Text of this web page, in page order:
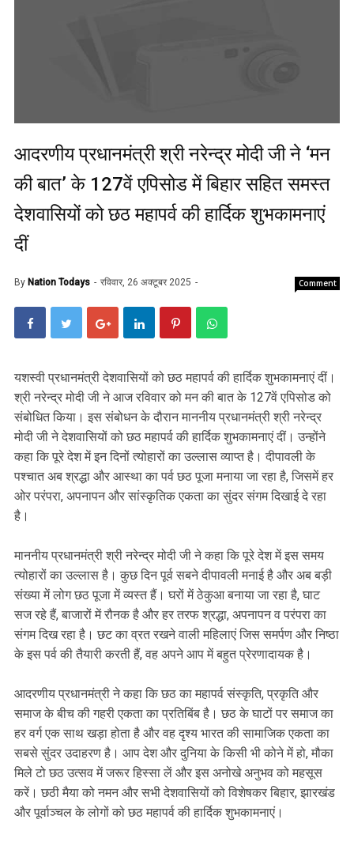
आदरणीय प्रधानमंत्री श्री नरेन्द्र मोदी जी ने ‘मन
की बात’ के 127वें एपिसोड में बिहार सहित समस्त
देशवासियों को छठ महापर्व की हार्दिक शुभकामनाएं
दीं
By Nation Todays रविवार, 26 अक्टूबर 2025 Comment
यशस्वी प्रधानमंत्री देशवासियों को छठ महापर्व की हार्दिक शुभकामनाएं दीं।
श्री नरेन्द्र मोदी जी ने आज रविवार को मन की बात के 127वें एपिसोड को
संबोधित किया। इस संबोधन के दौरान माननीय प्रधानमंत्री श्री नरेन्द्र
मोदी जी ने देशवासियों को छठ महापर्व की हार्दिक शुभकामनाएं दीं। उन्होंने
कहा कि पूरे देश में इन दिनों त्योहारों का उल्लास व्याप्त है। दीपावली के
पश्चात अब श्रद्धा और आस्था का पर्व छठ पूजा मनाया जा रहा है, जिसमें हर
ओर परंपरा, अपनापन और सांस्कृतिक एकता का सुंदर संगम दिखाई दे रहा
है।
माननीय प्रधानमंत्री श्री नरेन्द्र मोदी जी ने कहा कि पूरे देश में इस समय
त्योहारों का उल्लास है। कुछ दिन पूर्व सबने दीपावली मनाई है और अब बड़ी
संख्या में लोग छठ पूजा में व्यस्त हैं। घरों में ठेकुआ बनाया जा रहा है, घाट
सज रहे हैं, बाजारों में रौनक है और हर तरफ श्रद्धा, अपनापन व परंपरा का
संगम दिख रहा है। छट का व्रत रखने वाली महिलाएं जिस समर्पण और निष्ठा
के इस पर्व की तैयारी करती हैं, वह अपने आप में बहुत प्रेरणादायक है।
आदरणीय प्रधानमंत्री ने कहा कि छठ का महापर्व संस्कृति, प्रकृति और
समाज के बीच की गहरी एकता का प्रतिबिंब है। छठ के घाटों पर समाज का
हर वर्ग एक साथ खड़ा होता है और वह दृश्य भारत की सामाजिक एकता का
सबसे सुंदर उदाहरण है। आप देश और दुनिया के किसी भी कोने में हो, मौका
मिले टो छठ उत्सव में जरूर हिस्सा लें और इस अनोखे अनुभव को महसूस
करें। छठी मैया को नमन और सभी देशवासियों को विशेषकर बिहार, झारखंड
और पूर्वाञ्चल के लोगों को छठ महापर्व की हार्दिक शुभकामनाएं।